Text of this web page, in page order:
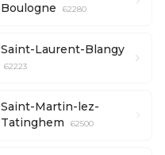
Boulogne
62280
Saint-Laurent-Blangy
62223
Saint-Martin-lez-
Tatinghem
62500